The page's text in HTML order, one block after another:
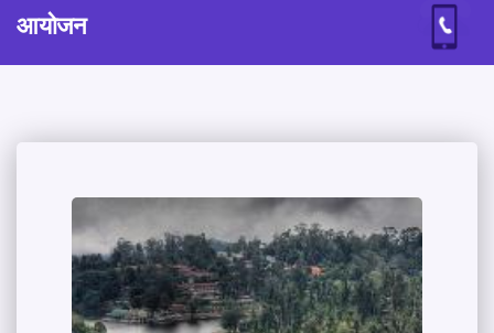
आयोजन